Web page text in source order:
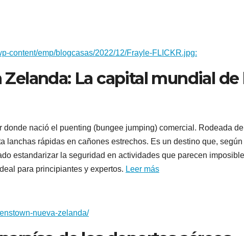
content/emp/blogcasas/2022/12/Frayle-FLICKR.jpg:
Zelanda: La capital mundial de
nació el puenting (bungee jumping) comercial. Rodeada
lanchas rápidas en cañones estrechos. Es un destino que, según
estandarizar la seguridad en actividades que parecen
para principiantes y expertos. Leer más
nueva-zelanda/